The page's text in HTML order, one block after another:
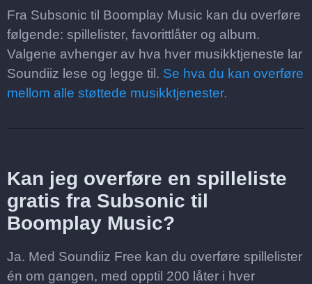
Fra Subsonic til Boomplay Music kan du overføre
følgende: spillelister, favorittlåter og album.
Valgene avhenger av hva hver musikktjeneste lar
Soundiiz lese og legge til. Se hva du kan overføre
mellom alle støttede musikktjenester.
Kan jeg overføre en spilleliste
gratis fra Subsonic til
Boomplay Music?
Ja. Med Soundiiz Free kan du overføre spillelister
én om gangen, med opptil 200 låter i hver